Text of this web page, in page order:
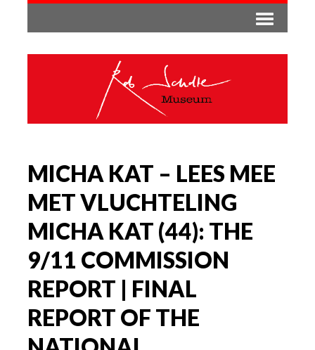
MICHA KAT – LEES MEE
MET VLUCHTELING
MICHA KAT (44): THE
9/11 COMMISSION
REPORT | FINAL
REPORT OF THE